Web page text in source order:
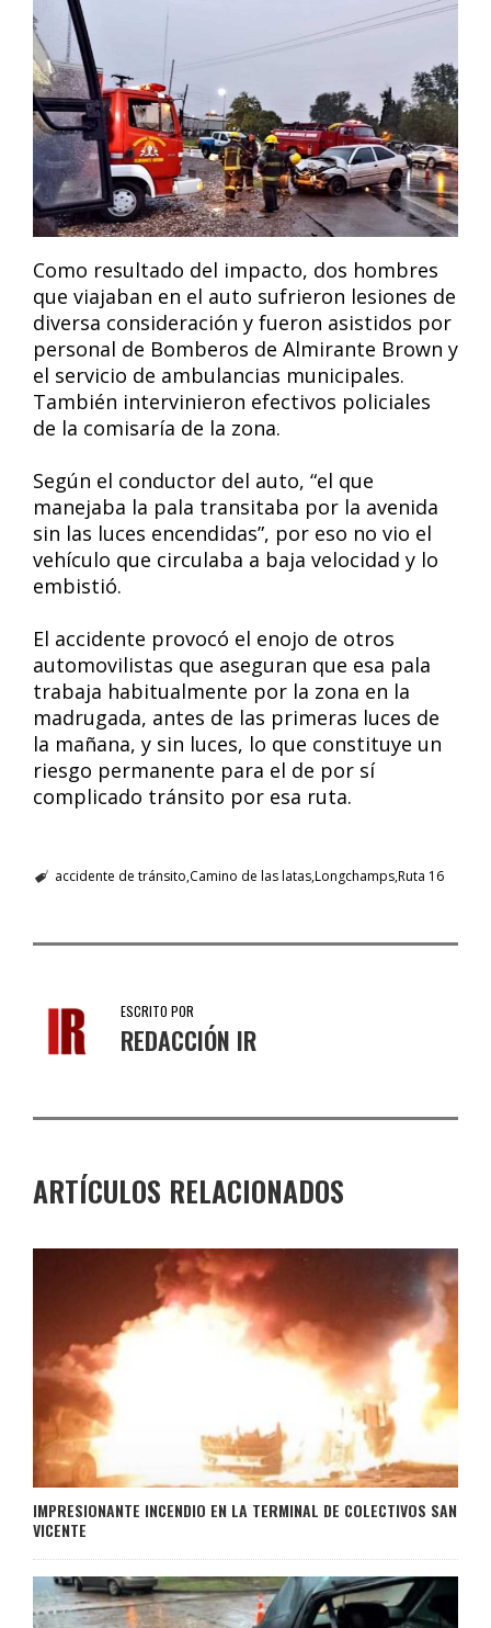
Como resultado del impacto, dos hombres
que viajaban en el auto sufrieron lesiones de
diversa consideración y fueron asistidos por
personal de Bomberos de Almirante Brown y
el servicio de ambulancias municipales.
También intervinieron efectivos policiales
de la comisaría de la zona.
Según el conductor del auto, “el que
manejaba la pala transitaba por la avenida
sin las luces encendidas”, por eso no vio el
vehículo que circulaba a baja velocidad y lo
embistió.
El accidente provocó el enojo de otros
automovilistas que aseguran que esa pala
trabaja habitualmente por la zona en la
madrugada, antes de las primeras luces de
la mañana, y sin luces, lo que constituye un
riesgo permanente para el de por sí
complicado tránsito por esa ruta.
accidente de tránsito Camino de las latasLongchampsRuta 16
ESCRITO POR
REDACCIÓN IR
ARTÍCULOS RELACIONADOS
IMPRESIONANTE INCENDIO EN LA TERMINAL DE COLECTIVOS SAN
VICENTE